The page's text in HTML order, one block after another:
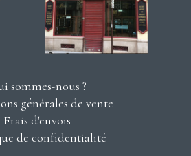
sommes-nous ?
générales de vente
Frais d'envois
de confidentialité